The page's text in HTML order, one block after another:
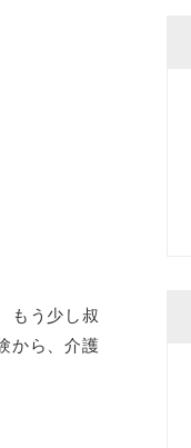
もう少し叔
から、介護